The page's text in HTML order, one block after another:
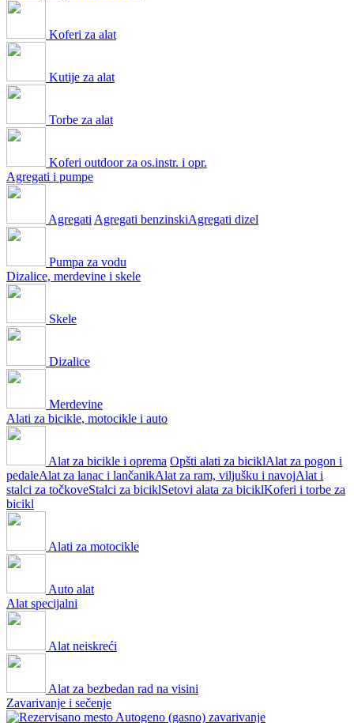
Koferi za alat
Kutije za alat
Torbe za alat
Koferi outdoor za os.instr. i opr.
Agregati i pumpe
Agregati Agregati benzinskiAgregati dizel
Pumpa za vodu
Dizalice, merdevine i skele
Skele
Dizalice
Merdevine
Alati za bicikle, motocikle i auto
Alat za bicikle i oprema Opšti alati za biciklAlat za pogon i
pedaleAlat za lanac i lančanikAlat za ram, viljušku i navojAlat i
stalci za točkoveStalci za biciklSetovi alata za biciklKoferi i torbe za
bicikl
Alati za motocikle
Auto alat
Alat specijalni
Alat neiskreći
Alat za bezbedan rad na visini
Zavarivanje i sečenje
Autogeno (gasno) zavarivanje